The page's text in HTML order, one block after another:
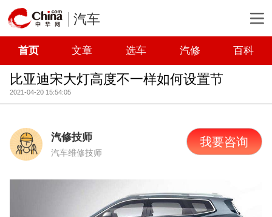
汽车
首页 文章 选车 汽修 百科
比亚迪宋大灯高度不一样如何设置节
2021-04-20 15:54:05
汽修技师
汽车维修技师
我要咨询